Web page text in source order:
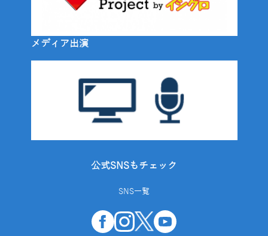
メディア出演
公式SNSもチェック
SNS一覧